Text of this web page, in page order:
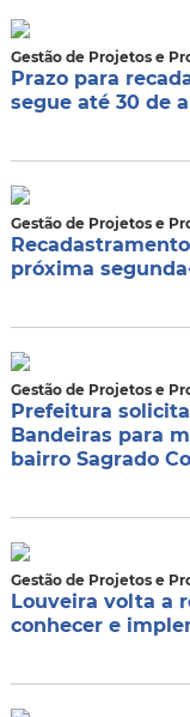
Gestão de Projetos e
Prazo para
segue até 30 de
Gestão de Projetos e
próxima
Gestão de Projetos e
Prefeitura
Bandeiras para
bairro Sagrado
Gestão de Projetos e
Louveira volta a
conhecer e